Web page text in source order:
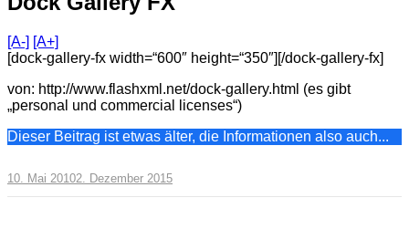
[A-] [A+]
[dock-gallery-fx width=“600″ height=“350″][/dock-gallery-fx]
von: http://www.flashxml.net/dock-gallery.html (es gibt
„personal und commercial licenses“)
Dieser Beitrag ist etwas älter, die Informationen also auch...
10. Mai 20102. Dezember 2015